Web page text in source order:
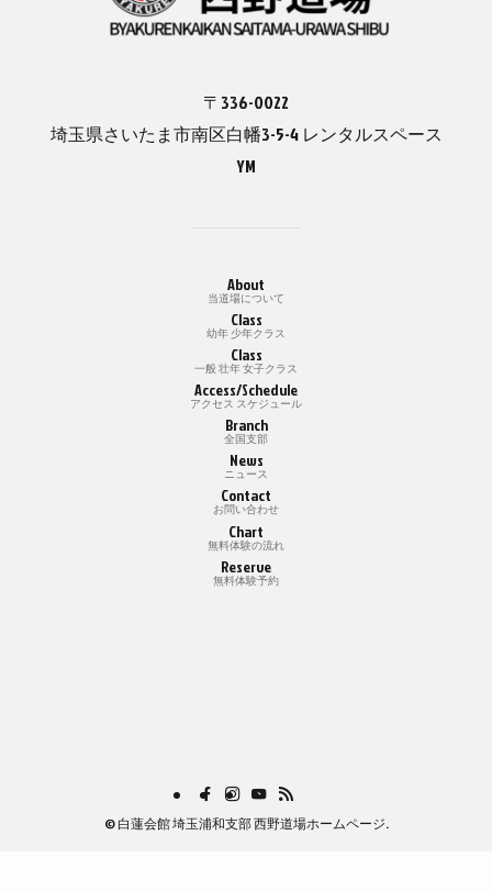
〒336-0022
埼玉県さいたま市南区白幡3-5-4 レンタルスペース
YM
About
当道場について
Class
幼年 少年クラス
Class
一般 壮年 女子クラス
Access/Schedule
アクセス スケジュール
Branch
全国支部
News
ニュース
Contact
お問い合わせ
Chart
無料体験の流れ
Reserve
無料体験予約
©白蓮会館 埼玉浦和支部 西野道場ホームページ.